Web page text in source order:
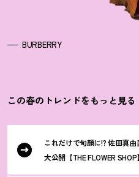
BURBERRY
この春のトレンドをもっと見る
これだけで旬顔に!? 佐田真
大公開【THE FLOWER SHOP】